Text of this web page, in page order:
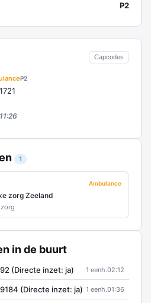
Capcodes
P2
1
Ambulance
zorg Zeeland
in de buurt
(Directe inzet: ja) 1 eenh.02:12
(Directe inzet: ja) 1 eenh.01:36
P2